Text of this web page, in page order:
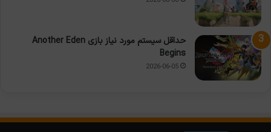
حداقل سیستم مورد نیاز بازی Another Eden
Begins
2026-06-05